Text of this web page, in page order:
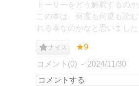
トーリーをどう解釈するの
この本は、何度も何度も読
れる本なのかなと思いました
ナイス ★9
コメント(0) 2024/11/30